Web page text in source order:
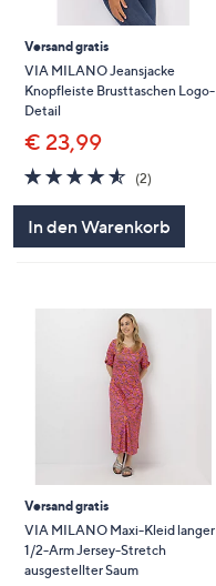
Versand gratis
VIA MILANO Jeansjacke
Knopfleiste Brusttaschen Logo-
Detail
€ 23,99
4.5
von
5
(2)
In den Warenkorb
Versand gratis
VIA MILANO Maxi-Kleid langer
1/2-Arm Jersey-Stretch
ausgestellter Saum